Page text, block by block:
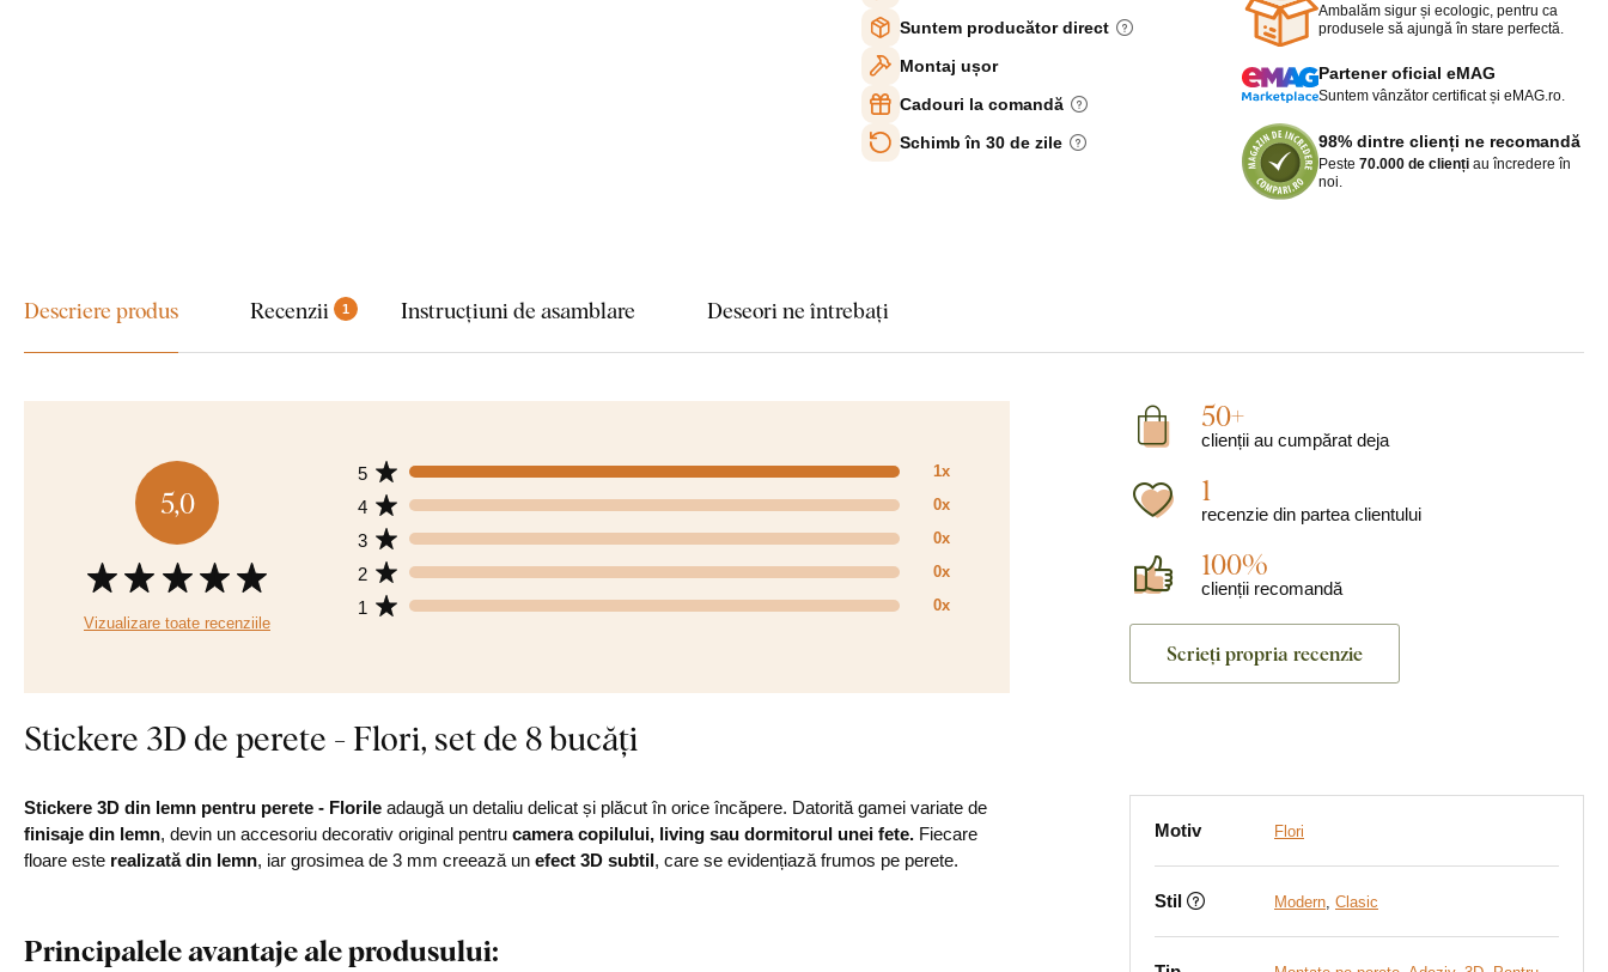
Suntem producător direct
Montaj ușor
Cadouri la comandă
Schimb în 30 de zile
Ambalăm sigur și ecologic, pentru ca
produsele să ajungă în stare perfectă.
Partener oficial eMAG
Suntem vânzător certificat și eMAG.ro.
98% dintre clienți ne recomandă
Peste 70.000 de clienți au încredere în
noi.
Descriere produs Recenzii 1 Instrucțiuni de asamblare Deseori ne întrebați
5,0
Vizualizare toate recenziile
1 0x
2 0x
3 0x
4 0x
5 1x
50+
clienții au cumpărat deja
1
recenzie din partea clientului
100%
clienții recomandă
Scrieți propria recenzie
Stickere 3D de perete - Flori, set de 8 bucăți
Stickere 3D din lemn pentru perete - Florile adaugă un detaliu delicat și plăcut în orice încăpere. Datorită gamei variate de
finisaje din lemn, devin un accesoriu decorativ original pentru camera copilului, living sau dormitorul unei fete. Fiecare
floare este realizată din lemn, iar grosimea de 3 mm creează un efect 3D subtil, care se evidențiază frumos pe perete.
Principalele avantaje ale produsului:
Motiv Flori
Stil Modern, Clasic